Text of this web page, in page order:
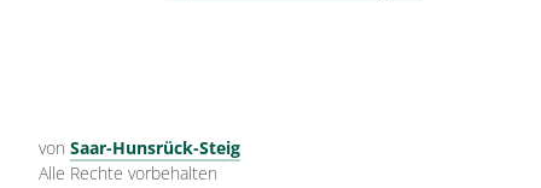
von Saar-Hunsrück-Steig
Alle Rechte vorbehalten